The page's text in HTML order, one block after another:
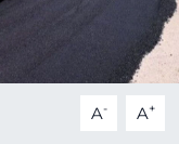
A- A+